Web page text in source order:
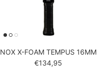
NOX X-FOAM TEMPUS 16MM
Reguliere prijs
€134,95